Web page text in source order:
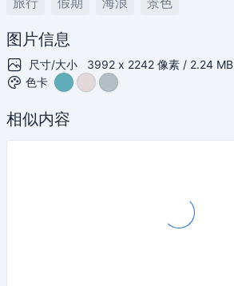
图片信息
尺寸/大小
3992 x 2242 像素 / 2.24 MB
色卡
相似内容